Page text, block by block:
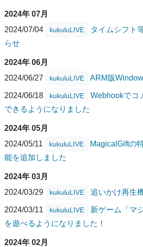
2024年 07月
2024/07/04
kukuluLIVE
タイムシフト
らせ
2024年 06月
2024/06/27
kukuluLIVE ARM版
2024/06/18 kukuluLIVE
Webhookでコ
できるようになりました
2024年 05月
2024/05/11
kukuluLIVE
MagicalGiftの
能を追加しました
2024年 03月
2024/03/29
kukuluLIVE 追いかけ再生
2024/03/11 kukuluLIVE
新ゲーム「マ
を遊べるようになりました！
2024年 02月